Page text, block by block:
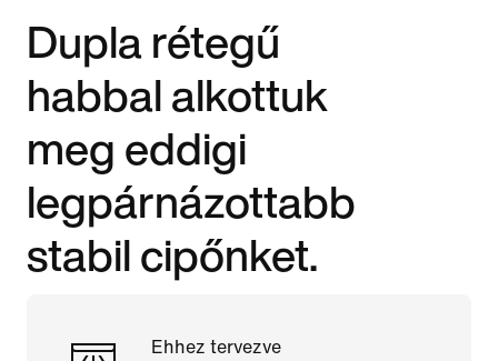
Dupla rétegű
habbal alkottuk
meg eddigi
legpárnázottabb
stabil cipőnket.
Ehhez tervezve